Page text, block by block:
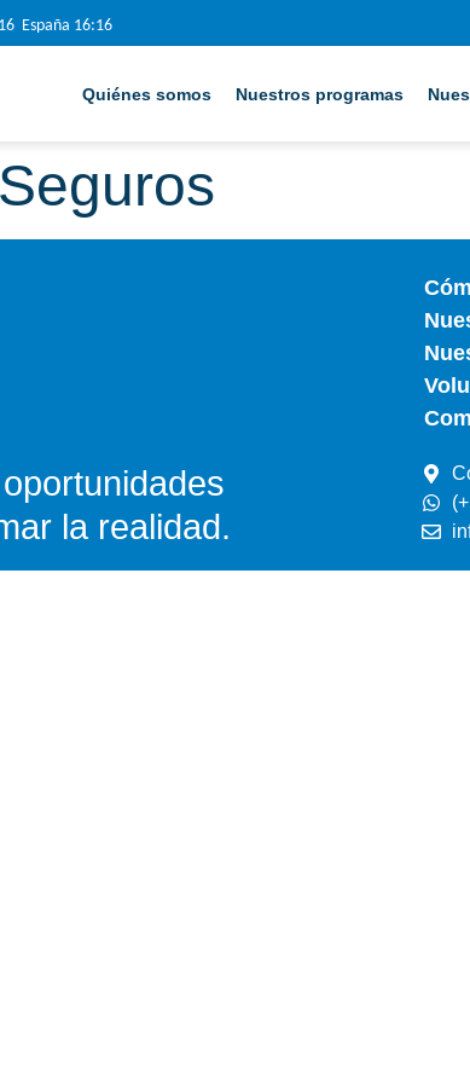
España 16:16
Quiénes somos Nuestros programas
la realidad.